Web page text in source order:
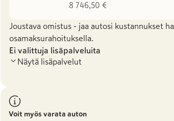
8 746,50 €
Joustava omistus - jaa autosi kustannukset
osamaksurahoituksella.
Ei valittuja lisäpalveluita
Näytä lisäpalvelut
Voit myös varata auton